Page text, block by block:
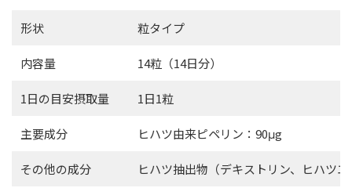
形状 粒タイプ
内容量 14粒（14日分）
1日の目安摂取量 1日1粒
主要成分 ヒハツ由来ピペリン：90μg
その他の成分 ヒハツ抽出物（デキストリン、ヒハツ